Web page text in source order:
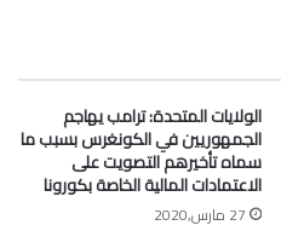
الولايات المتحدة: ترامب يهاجم
الجمهوريين في الكونغرس بسبب ما
سماه تأخيرهم التصويت على
الاعتمادات المالية الخاصة بكورونا
27 مارس,2020